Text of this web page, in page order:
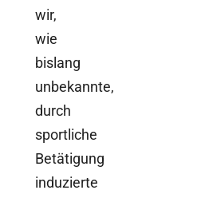
wir,
wie
bislang
unbekannte,
durch
sportliche
Betätigung
induzierte